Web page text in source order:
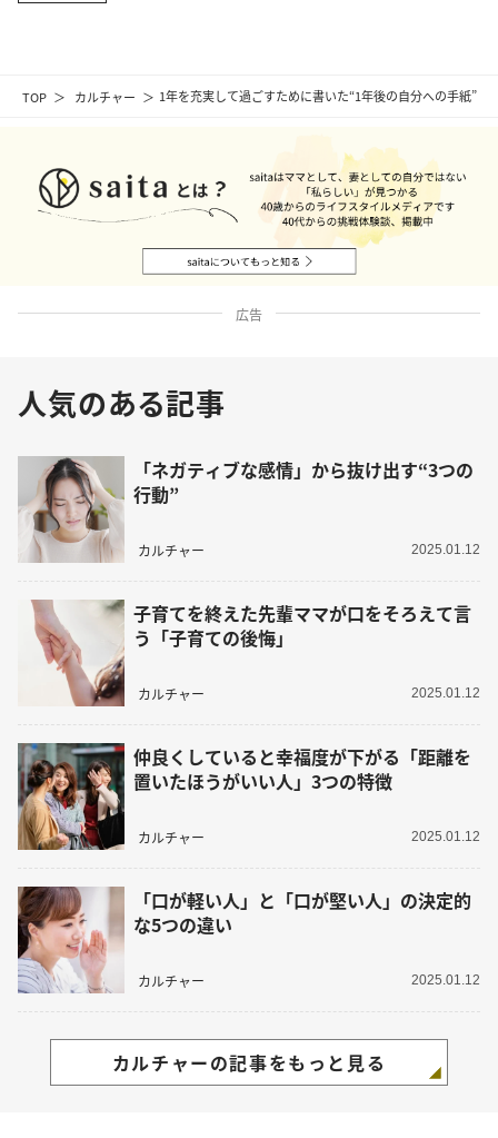
TOP カルチャー 1年を充実して過ごすために書いた“1年後の自分への手紙”
広告
人気のある記事
「ネガティブな感情」から抜け出す“3つの
行動”
カルチャー 2025.01.12
子育てを終えた先輩ママが口をそろえて言
う「子育ての後悔」
カルチャー 2025.01.12
仲良くしていると幸福度が下がる「距離を
置いたほうがいい人」3つの特徴
カルチャー 2025.01.12
「口が軽い人」と「口が堅い人」の決定的
な5つの違い
カルチャー 2025.01.12
カルチャーの記事をもっと見る